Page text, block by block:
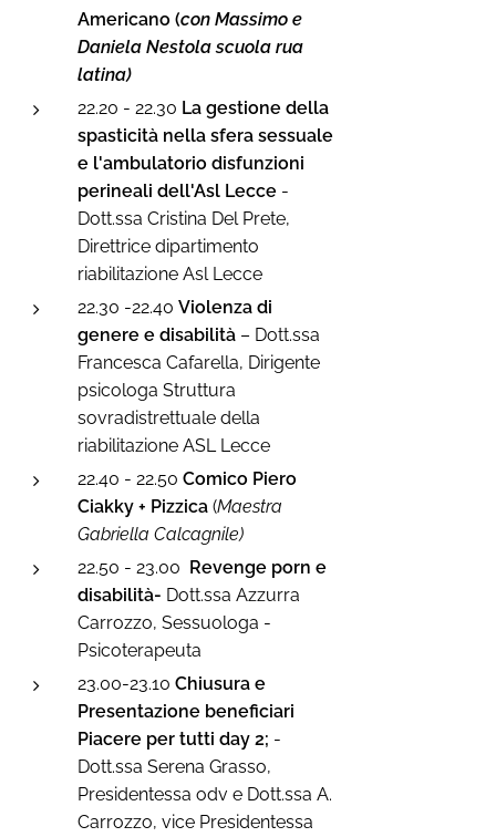
Americano (con Massimo e
Daniela Nestola scuola rua
latina)
22.20 - 22.30 La gestione della
spasticità nella sfera sessuale
e l'ambulatorio disfunzioni
perineali dell'Asl Lecce -
Dott.ssa Cristina Del Prete,
Direttrice dipartimento
riabilitazione Asl Lecce
22.30 -22.40 Violenza di
genere e disabilità – Dott.ssa
Francesca Cafarella, Dirigente
psicologa Struttura
sovradistrettuale della
riabilitazione ASL Lecce
22.40 - 22.50 Comico Piero
Ciakky + Pizzica (Maestra
Gabriella Calcagnile)
22.50 - 23.00 Revenge porn e
disabilità- Dott.ssa Azzurra
Carrozzo, Sessuologa -
Psicoterapeuta
23.00-23.10 Chiusura e
Presentazione beneficiari
Piacere per tutti day 2; -
Dott.ssa Serena Grasso,
Presidentessa odv e Dott.ssa A.
Carrozzo, vice Presidentessa